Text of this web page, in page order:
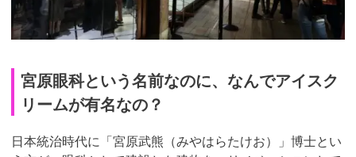
宮原眼科という名前なのに、なんでアイスク
リームが有名なの？
日本統治時代に「宮原武熊（みやはらたけお）」博士とい